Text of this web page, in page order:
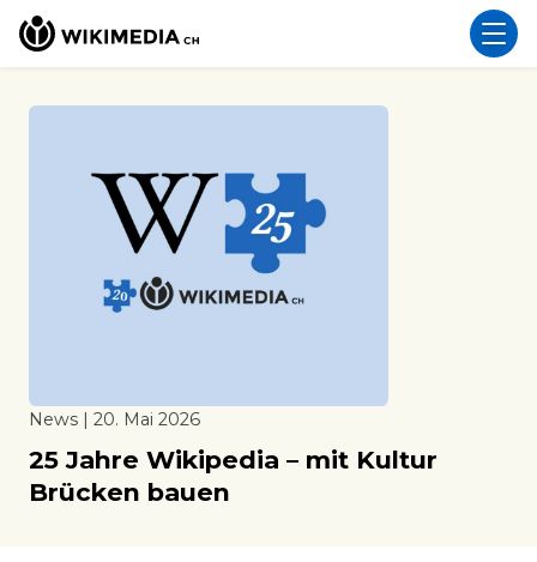
News | 20. Mai 2026
25 Jahre Wikipedia – mit Kultur
Brücken bauen